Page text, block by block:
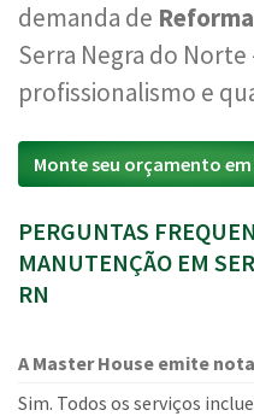
demanda de
Serra Negra do Norte
profissionalismo e
Monte seu orçamento
PERGUNTAS
MANUTENÇÃO EM
RN
A Master House emite
Sim. Todos os serviços